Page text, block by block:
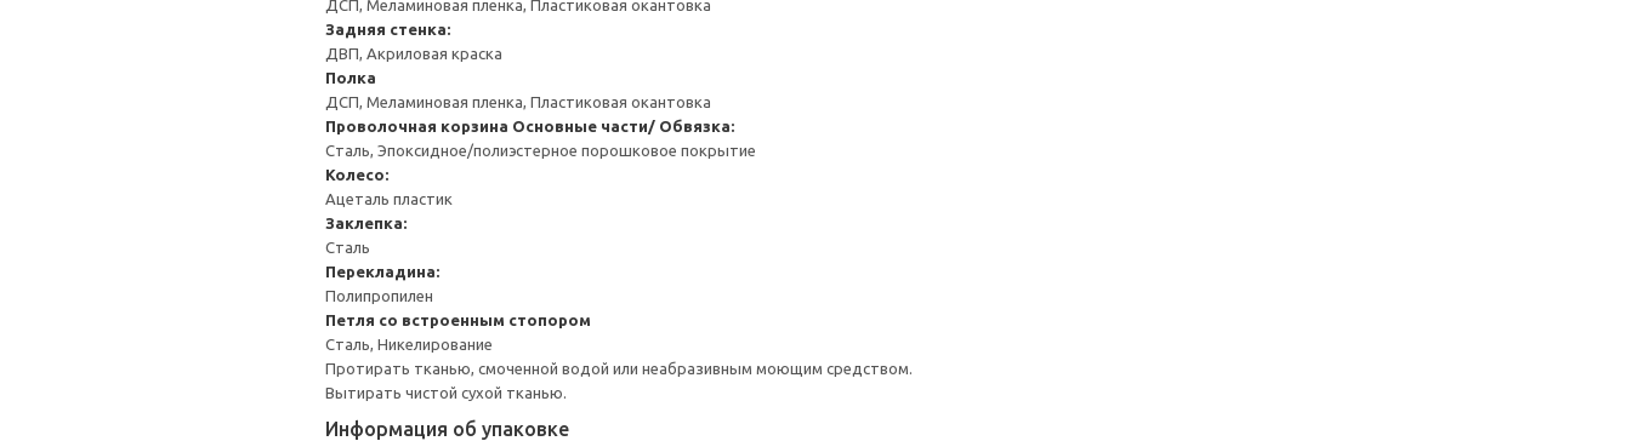
ДСП, Меламиновая пленка, Пластиковая окантовка
Задняя стенка:
ДВП, Акриловая краска
Полка
ДСП, Меламиновая пленка, Пластиковая окантовка
Проволочная корзина Основные части/ Обвязка:
Сталь, Эпоксидное/полиэстерное порошковое покрытие
Колесо:
Ацеталь пластик
Заклепка:
Сталь
Перекладина:
Полипропилен
Петля со встроенным стопором
Сталь, Никелирование
Протирать тканью, смоченной водой или неабразивным моющим средством.
Вытирать чистой сухой тканью.
Информация об упаковке